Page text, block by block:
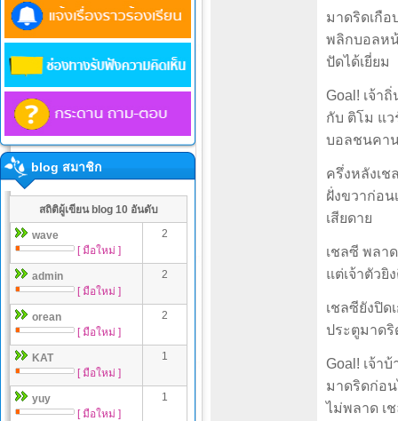
blog สมาชิก
สถิติผู้เขียน blog 10 อันดับ
wave
[ มือใหม่ ]
2
admin
[ มือใหม่ ]
2
orean
[ มือใหม่ ]
2
KAT
[ มือใหม่ ]
1
yuy
[ มือใหม่ ]
1
มาดริดเกือ
พลิกบอลหน้
ปัดได้เยี่ยม
Goal! เจ้า
กับ ติโม แ
บอลชนคา
ครึ่งหลังเ
ฝั่งขวาก่อน
เสียดาย
เชลซี พลา
แต่เจ้าตัวยิ
เชลซียังปิด
ประตูมาดริ
Goal! เจ้า
มาดริดก่อน
ไม่พลาด เ